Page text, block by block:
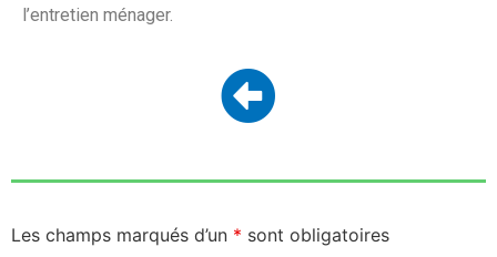
l’entretien ménager.
Les champs marqués d’un * sont obligatoires